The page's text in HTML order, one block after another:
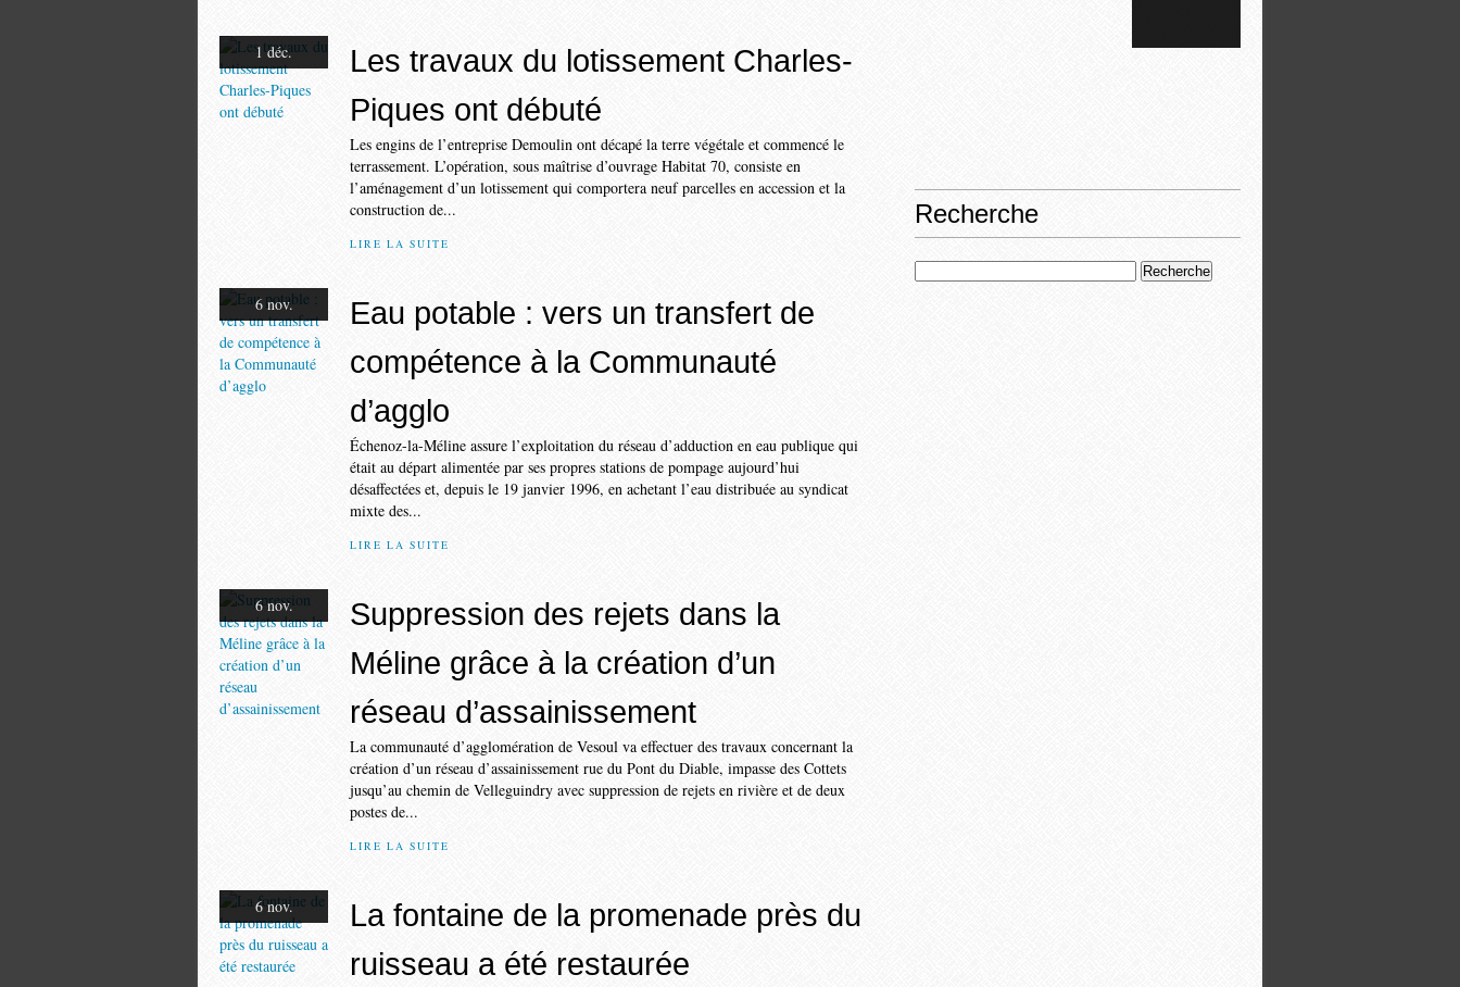
1 déc.
Les travaux du lotissement Charles-
Piques ont débuté
Les engins de l’entreprise Demoulin ont décapé la terre végétale et commencé le
terrassement. L’opération, sous maîtrise d’ouvrage Habitat 70, consiste en
l’aménagement d’un lotissement qui comportera neuf parcelles en accession et la
construction de...
LIRE LA SUITE
6 nov.
Eau potable : vers un transfert de
compétence à la Communauté
d’agglo
Échenoz-la-Méline assure l’exploitation du réseau d’adduction en eau publique qui
était au départ alimentée par ses propres stations de pompage aujourd’hui
désaffectées et, depuis le 19 janvier 1996, en achetant l’eau distribuée au syndicat
mixte des...
LIRE LA SUITE
6 nov.
Suppression des rejets dans la
Méline grâce à la création d’un
réseau d’assainissement
La communauté d’agglomération de Vesoul va effectuer des travaux concernant la
création d’un réseau d’assainissement rue du Pont du Diable, impasse des Cottets
jusqu’au chemin de Velleguindry avec suppression de rejets en rivière et de deux
postes de...
LIRE LA SUITE
6 nov.
La fontaine de la promenade près du
ruisseau a été restaurée
Recherche